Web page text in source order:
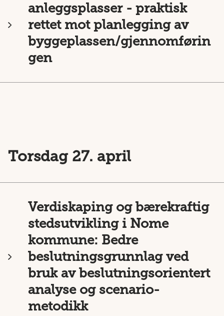
anleggsplasser - praktisk
rettet mot planlegging av
byggeplassen/gjennomførin
gen
Torsdag 27. april
Verdiskaping og bærekraftig
stedsutvikling i Nome
kommune: Bedre
beslutningsgrunnlag ved
bruk av beslutningsorientert
analyse og scenario-
metodikk